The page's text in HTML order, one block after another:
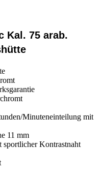
Kal. 75 arab.
Minuteneinteilung mit
11 mm
sportlicher Kontrastnaht